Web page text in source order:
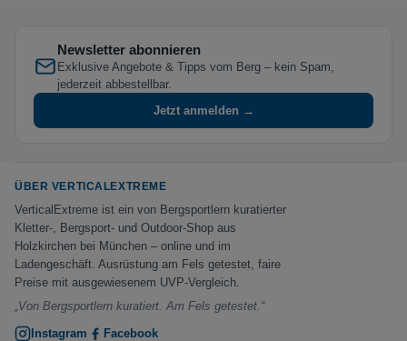
Newsletter abonnieren
Exklusive Angebote & Tipps vom Berg – kein Spam,
jederzeit abbestellbar.
Jetzt anmelden →
ÜBER VERTICALEXTREME
VerticalExtreme ist ein von Bergsportlern kuratierter
Kletter-, Bergsport- und Outdoor-Shop aus
Holzkirchen bei München – online und im
Ladengeschäft. Ausrüstung am Fels getestet, faire
Preise mit ausgewiesenem UVP-Vergleich.
„Von Bergsportlern kuratiert. Am Fels getestet.“
Instagram
Facebook